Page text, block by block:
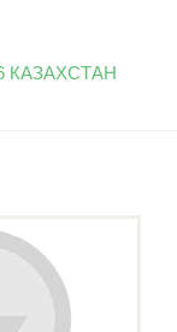
КАЗАХСТАН